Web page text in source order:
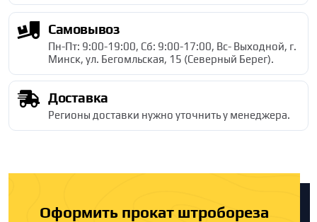
Самовывоз
Пн-Пт: 9:00-19:00, Сб: 9:00-17:00, Вс- Выходной, г.
Минск, ул. Бегомльская, 15 (Северный Берег).
Доставка
Регионы доставки нужно уточнить у менеджера.
Оформить прокат штробореза